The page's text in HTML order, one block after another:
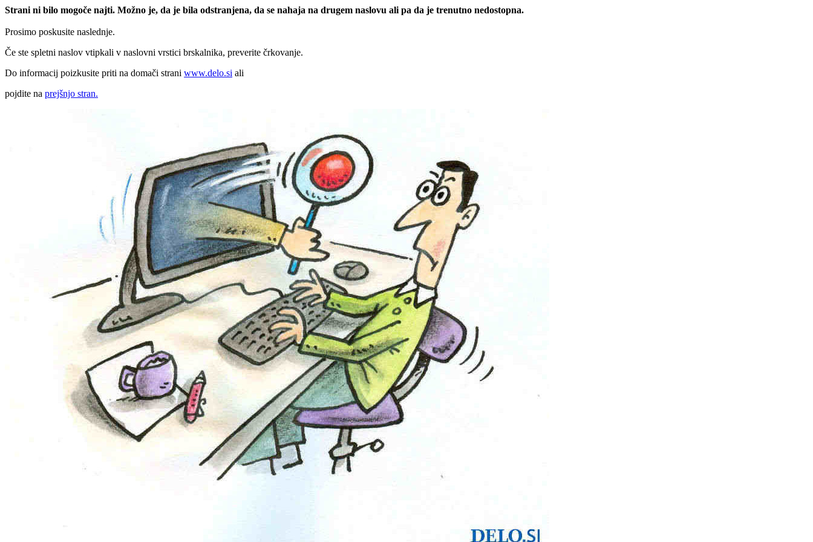
Strani ni bilo mogoče najti. Možno je, da je bila odstranjena, da se nahaja na drugem naslovu ali pa da je trenutno nedostopna.
Prosimo poskusite naslednje.
Če ste spletni naslov vtipkali v naslovni vrstici brskalnika, preverite črkovanje.
Do informacij poizkusite priti na domači strani www.delo.si ali
pojdite na prejšnjo stran.